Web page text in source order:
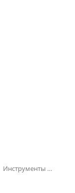
Инструменты по кафелю и стеклу